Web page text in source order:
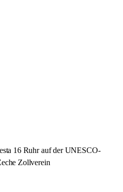
16 Ruhrauf der UNESCO-
Zollverein